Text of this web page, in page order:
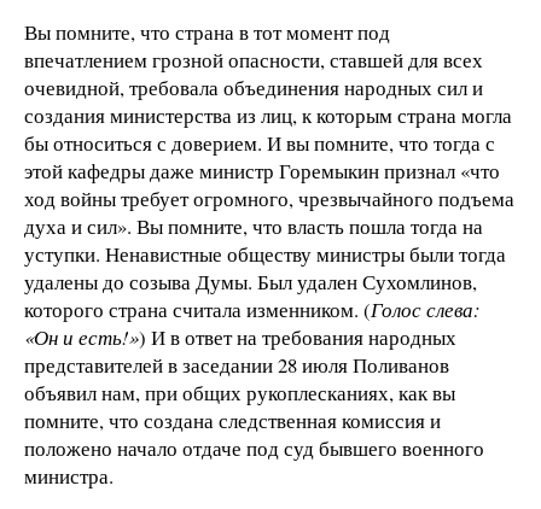
Вы помните, что страна в тот момент под
впечатлением грозной опасности, ставшей для всех
очевидной, требовала объединения народных сил и
создания министерства из лиц, к которым страна могла
бы относиться с доверием. И вы помните, что тогда с
этой кафедры даже министр Горемыкин признал «что
ход войны требует огромного, чрезвычайного подъема
духа и сил». Вы помните, что власть пошла тогда на
уступки. Ненавистные обществу министры были тогда
удалены до созыва Думы. Был удален Сухомлинов,
которого страна считала изменником. (Голос слева:
«Он и есть!») И в ответ на требования народных
представителей в заседании 28 июля Поливанов
объявил нам, при общих рукоплесканиях, как вы
помните, что создана следственная комиссия и
положено начало отдаче под суд бывшего военного
министра.